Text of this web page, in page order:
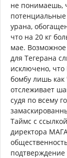
не понимаешь,
урана,
что на 20 кг
мае.
для Тегерана
исключено, что
бомбу лишь
отслеживает
судя по всему
Таймс с
директора
подтверждение